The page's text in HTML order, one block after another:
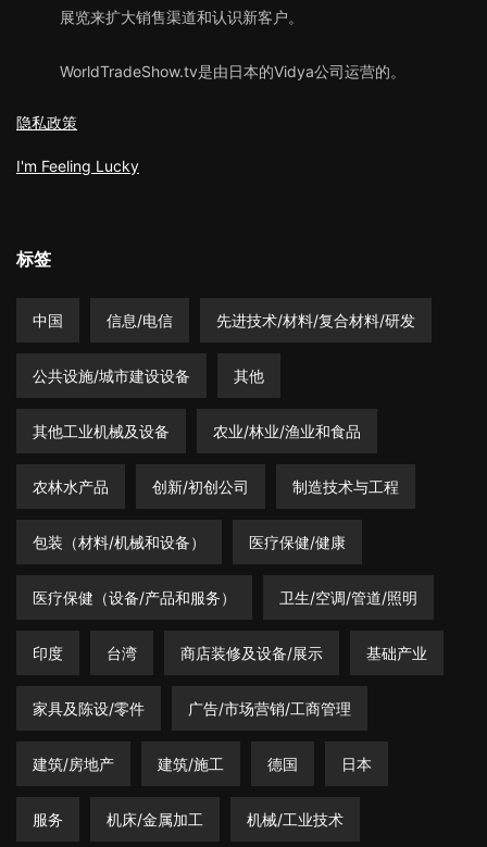
展览来扩大销售渠道和认识新客户。
WorldTradeShow.tv是由日本的Vidya公司运营的。
隐私政策
I'm Feeling Lucky
标签
中国 信息/电信 先进技术/材料/复合材料/研发
公共设施/城市建设设备 其他
其他工业机械及设备 农业/林业/渔业和食品
农林水产品 创新/初创公司 制造技术与工程
包装（材料/机械和设备） 医疗保健/健康
医疗保健（设备/产品和服务） 卫生/空调/管道/照明
印度 台湾 商店装修及设备/展示 基础产业
家具及陈设/零件 广告/市场营销/工商管理
建筑/房地产 建筑/施工 德国 日本
服务 机床/金属加工 机械/工业技术